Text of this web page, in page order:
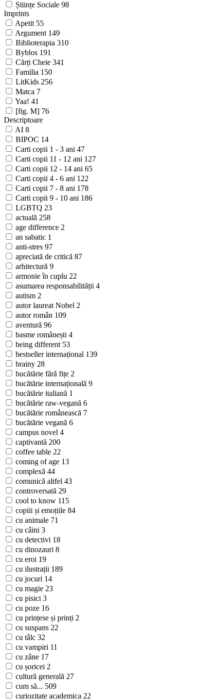
Științe Sociale 98
Imprints
Apetit 55
Argument 149
Biblioterapia 310
Byblos 191
Cărți Cheie 341
Familia 150
LitKids 256
Matca 7
Yaa! 41
[fig. M] 76
Descriptoare
AI 8
BIPOC 14
Carti copii 1 - 3 ani 47
Carti copii 11 - 12 ani 127
Carti copii 12 - 14 ani 65
Carti copii 4 - 6 ani 122
Carti copii 7 - 8 ani 178
Carti copii 9 - 10 ani 186
LGBTQ 23
actuală 258
age difference 2
an sabatic 1
anti-stres 97
apreciată de critică 87
arhitectură 9
armonie în cuplu 22
asumarea responsabilității 4
autism 2
autor laureat Nobel 2
autor român 109
aventură 96
basme românești 4
being different 53
bestseller internațional 139
brainy 28
bucătărie fără fițe 2
bucătărie internațională 9
bucătărie italiană 1
bucătărie raw-vegană 6
bucătărie românească 7
bucătărie vegană 6
campus novel 4
captivantă 200
coffee table 22
coming of age 13
complexă 44
comunică altfel 43
controversată 29
cool to know 115
copiii și emoțiile 84
cu animale 71
cu câini 3
cu detectivi 18
cu dinozauri 8
cu eroi 19
cu ilustrații 189
cu jocuri 14
cu magie 23
cu pisici 3
cu poze 16
cu prințese și prinți 2
cu suspans 22
cu tâlc 32
cu vampiri 11
cu zâne 17
cu șoricei 2
cultură generală 27
cum să... 509
curiozitate academica 22